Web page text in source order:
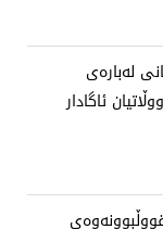
لەبارەی
ئاگادار